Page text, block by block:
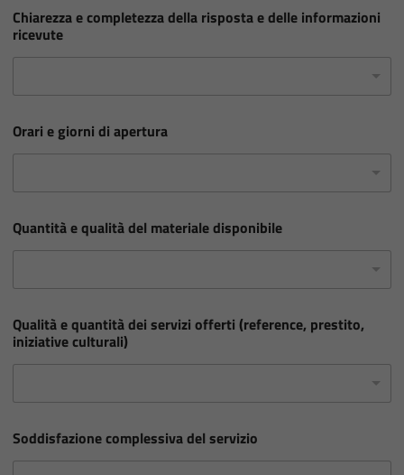
lChiarezza e completezza della risposta e delle informazioni
ricevute
Orari e giorni di apertura
Quantità e qualità del materiale disponibile
Qualità e quantità dei servizi offerti (reference, prestito,
iniziative culturali)
Soddisfazione complessiva del servizio